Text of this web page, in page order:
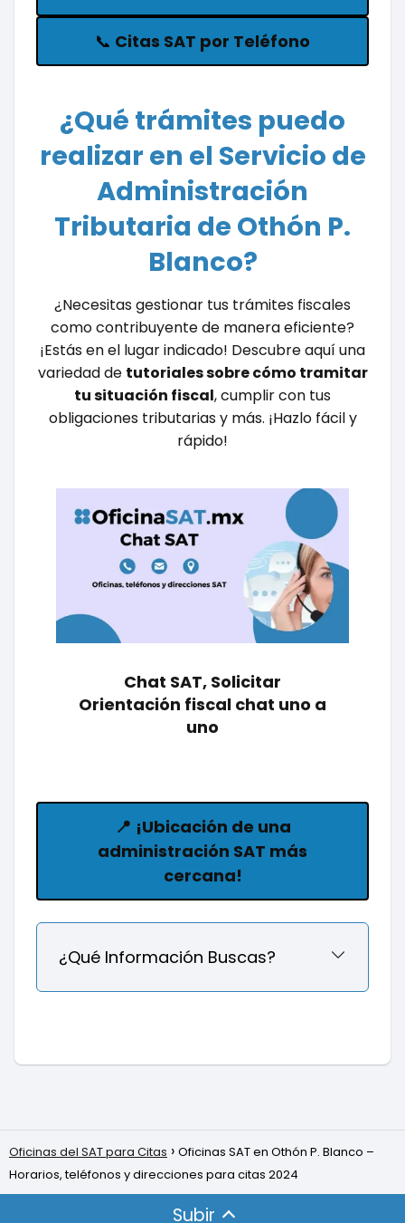
📞 Citas SAT por Teléfono
¿Qué trámites puedo
realizar en el Servicio de
Administración
Tributaria de Othón P.
Blanco?
¿Necesitas gestionar tus trámites fiscales
como contribuyente de manera eficiente?
¡Estás en el lugar indicado! Descubre aquí una
variedad de tutoriales sobre cómo tramitar
tu situación fiscal, cumplir con tus
obligaciones tributarias y más. ¡Hazlo fácil y
rápido!
Chat SAT, Solicitar
Orientación fiscal chat uno a
uno
📍 ¡Ubicación de una
administración SAT más
cercana!
¿Qué Información Buscas?
Oficinas del SAT para Citas
Oficinas SAT en Othón P. Blanco –
Horarios, teléfonos y direcciones para citas 2024
Subir